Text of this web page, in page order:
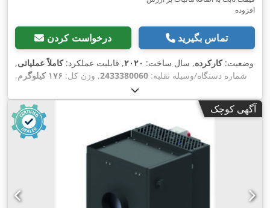
افزوده
درخواست کردن تماس بگیرید
وضعیت:کارکرده, سال ساخت: ۲۰۲۰, قابلیت عملکرد:کاملاً عملیاتی,
شماره دستگاه/وسیله نقلیه: 2433380060, وزن کل: ۱۷۶ کیلوگرم
,
چرخش:۹۵۰ دور/دقیقه , نوع حفاظت (کد IP):IP54,
آگهی کوچک